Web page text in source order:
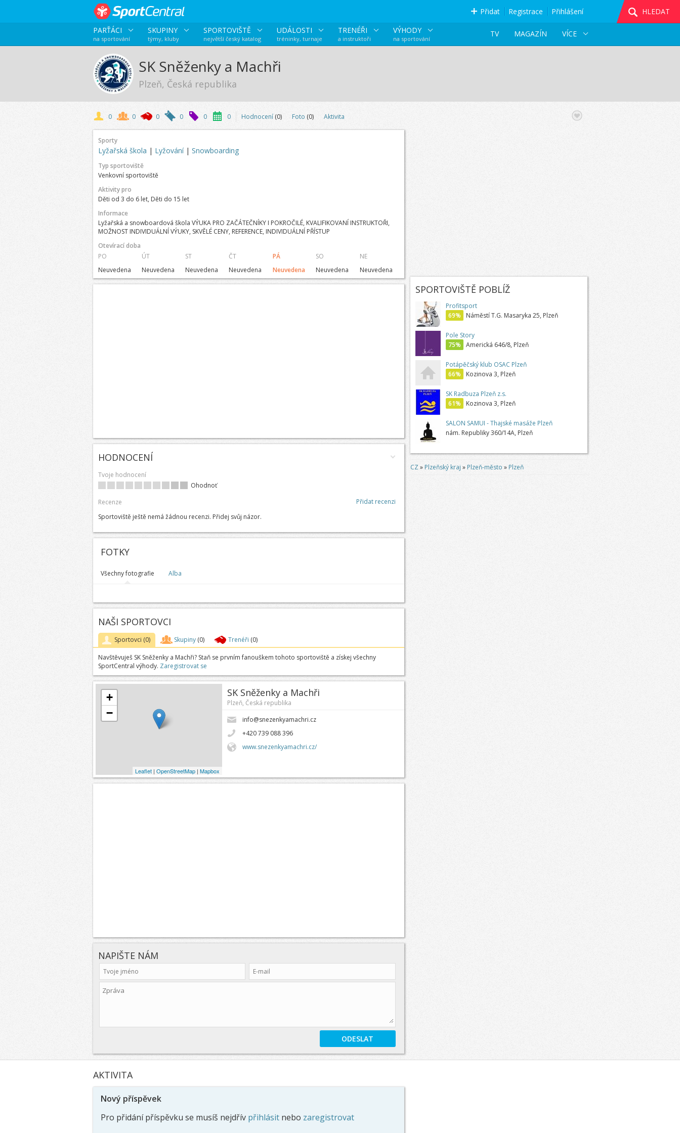
Přidat Registrace Přihlášení
HLEDAT
PARŤÁCI
na sportování
SKUPINY
týmy, kluby
SPORTOVIŠTĚ
největší český katalog
UDÁLOSTI
tréninky, turnaje
TRENÉŘI
a instruktoři
VÝHODY
na sportování
VÍCE
MAGAZÍN
TV
SK Sněženky a Machři
Plzeň, Česká republika
0 0 0 0 0 0 Hodnocení(0) Foto (0) Aktivita
Sporty
Lyžařská škola | Lyžování | Snowboarding
Typ sportoviště
Venkovní sportoviště
Aktivity pro
Děti od 3 do 6 let, Děti do 15 let
Informace
Lyžařská a snowboardová škola VÝUKA PRO ZAČÁTEČNÍKY I POKROČILÉ, KVALIFIKOVANÍ INSTRUKTOŘI,
MOŽNOST INDIVIDUÁLNÍ VÝUKY, SKVĚLÉ CENY, REFERENCE, INDIVIDUÁLNÍ PŘÍSTUP
Otevírací doba
PO
ÚT ST ČT PÁ SO
NE
Neuvedena
Neuvedena Neuvedena Neuvedena Neuvedena Neuvedena Neuvedena
HODNOCENÍ
Tvoje hodnocení
Ohodnoť
Recenze
Přidat recenzi
Sportoviště ještě nemá žádnou recenzi. Přidej svůj názor.
FOTKY
Všechny fotografie Alba
NAŠI SPORTOVCI
Sportovci (0) Skupiny (0) Trenéři (0)
Navštěvuješ SK Sněženky a Machři? Staň se prvním fanouškem tohoto sportoviště a získej všechny
SportCentral výhody. Zaregistrovat se
+
−
Leaflet| OpenStreetMap| Mapbox
SK Sněženky a Machři
Plzeň, Česká republika
info@snezenkyamachri.cz
+420 739 088 396
www.snezenkyamachri.cz/
NAPIŠTE NÁM
SPORTOVIŠTĚ POBLÍŽ
Profitsport
69%
Náměstí T.G. Masaryka 25, Plzeň
Pole Story
75%
Americká 646/8, Plzeň
Potápěčský klub OSAC Plzeň
66%
Kozinova 3, Plzeň
SK Radbuza Plzeň z.s.
61%
Kozinova 3, Plzeň
SALON SAMUI - Thajské masáže Plzeň
nám. Republiky 360/14A, Plzeň
CZ»Plzeňský kraj »Plzeň-město »Plzeň
AKTIVITA
Nový příspěvek
Pro přidání příspěvku se musíš nejdřív přihlásitnebo zaregistrovat